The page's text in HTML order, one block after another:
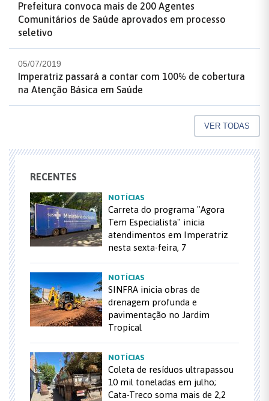
Prefeitura convoca mais de 200 Agentes
Comunitários de Saúde aprovados em processo
seletivo
05/07/2019
Imperatriz passará a contar com 100% de cobertura
na Atenção Básica em Saúde
VER TODAS
RECENTES
NOTÍCIAS
Carreta do programa "Agora
Tem Especialista" inicia
atendimentos em Imperatriz
nesta sexta-feira, 7
NOTÍCIAS
SINFRA inicia obras de
drenagem profunda e
pavimentação no Jardim
Tropical
NOTÍCIAS
Coleta de resíduos ultrapassou
10 mil toneladas em julho;
Cata-Treco soma mais de 2,2